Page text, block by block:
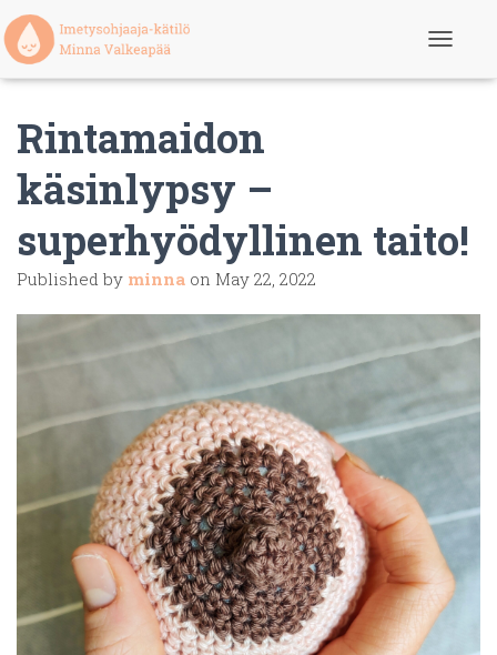
g
o
Rintamaidon
käsinlypsy –
superhyödyllinen taito!
Published by minna on May 22, 2022